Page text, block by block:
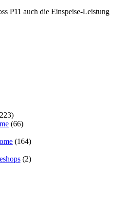
P11 auch die Einspeise-Leistung
(66)
(164)
(2)